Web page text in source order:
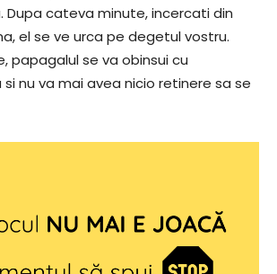
Dupa cateva minute, incercati din
el se ve urca pe degetul vostru.
papagalul se va obinsui cu
nu va mai avea nicio retinere sa se